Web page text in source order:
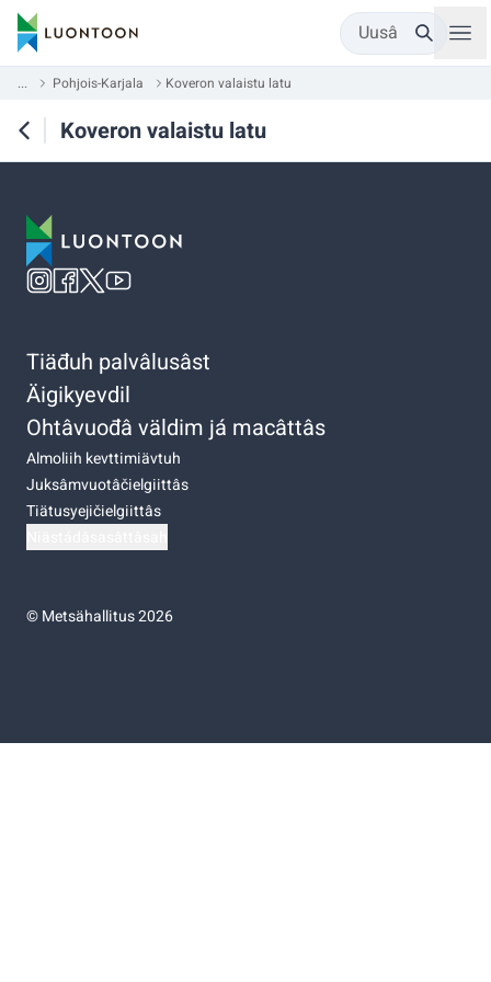
Uusâ
... Pohjois-Karjala Koveron valaistu latu
Koveron valaistu latu
Tiäđuh palvâlusâst
Äigikyevdil
Ohtâvuođâ väldim já macâttâs
Almoliih kevttimiävtuh
Juksâmvuotâčielgiittâs
Tiätusyejičielgiittâs
©Metsähallitus 2026